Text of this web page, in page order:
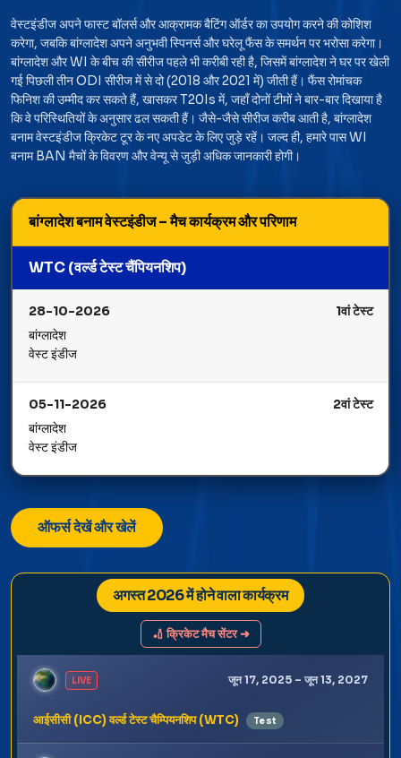
वेस्टइंडीज अपने फास्ट बॉलर्स और आक्रामक बैटिंग ऑर्डर का उपयोग करने की कोशिश
करेगा, जबकि बांग्लादेश अपने अनुभवी स्पिनर्स और घरेलू फैंस के समर्थन पर भरोसा करेगा।
बांग्लादेश और WI के बीच की सीरीज पहले भी करीबी रही है, जिसमें बांग्लादेश ने घर पर खेली
गई पिछली तीन ODI सीरीज में से दो (2018 और 2021 में) जीती हैं। फैंस रोमांचक
फिनिश की उम्मीद कर सकते हैं, खासकर T20Is में, जहाँ दोनों टीमों ने बार-बार दिखाया है
कि वे परिस्थितियों के अनुसार ढल सकती हैं। जैसे-जैसे सीरीज करीब आती है, बांग्लादेश
बनाम वेस्टइंडीज क्रिकेट टूर के नए अपडेट के लिए जुड़े रहें। जल्द ही, हमारे पास WI
बनाम BAN मैचों के विवरण और वेन्यू से जुड़ी अधिक जानकारी होगी।
बांग्लादेश बनाम वेस्टइंडीज – मैच कार्यक्रम और परिणाम
WTC (वर्ल्ड टेस्ट चैंपियनशिप)
28-10-2026
1वां टेस्ट
बांग्लादेश
वेस्ट इंडीज
05-11-2026
2वां टेस्ट
बांग्लादेश
वेस्ट इंडीज
ऑफर्स देखें और खेलें
अगस्त 2026 में होने वाला कार्यक्रम
🏏 क्रिकेट मैच सेंटर ➜
आईसीसी (ICC) वर्ल्ड टेस्ट चैम्पियनशिप (WTC) Test
जून 17, 2025 – जून 13, 2027
LIVE